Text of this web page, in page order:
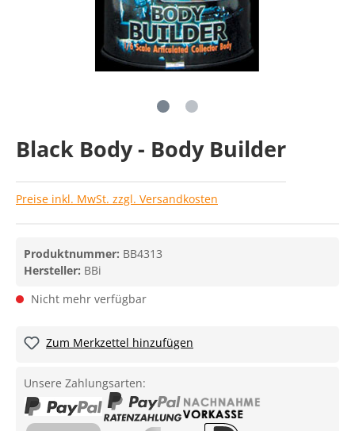
Black Body - Body Builder
Preise inkl. MwSt. zzgl. Versandkosten
Produktnummer: BB4313
Hersteller: BBi
Nicht mehr verfügbar
Zum Merkzettel hinzufügen
Unsere Zahlungsarten: